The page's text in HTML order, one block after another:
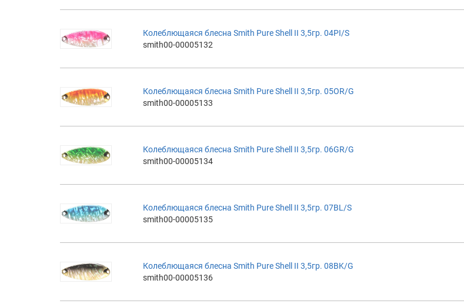
Колеблющаяся блесна Smith Pure Shell II 3,5гр. 04PI/S
smith00-00005132
Колеблющаяся блесна Smith Pure Shell II 3,5гр. 05OR/G
smith00-00005133
Колеблющаяся блесна Smith Pure Shell II 3,5гр. 06GR/G
smith00-00005134
Колеблющаяся блесна Smith Pure Shell II 3,5гр. 07BL/S
smith00-00005135
Колеблющаяся блесна Smith Pure Shell II 3,5гр. 08BK/G
smith00-00005136